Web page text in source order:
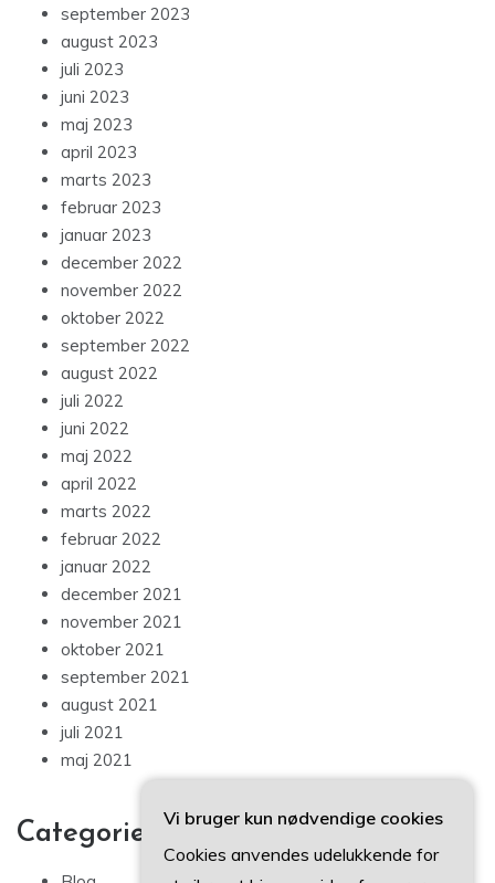
september 2023
august 2023
juli 2023
juni 2023
maj 2023
april 2023
marts 2023
februar 2023
januar 2023
december 2022
november 2022
oktober 2022
september 2022
august 2022
juli 2022
juni 2022
maj 2022
april 2022
marts 2022
februar 2022
januar 2022
december 2021
november 2021
oktober 2021
september 2021
august 2021
juli 2021
maj 2021
Categories
Vi bruger kun nødvendige cookies
Cookies anvendes udelukkende for